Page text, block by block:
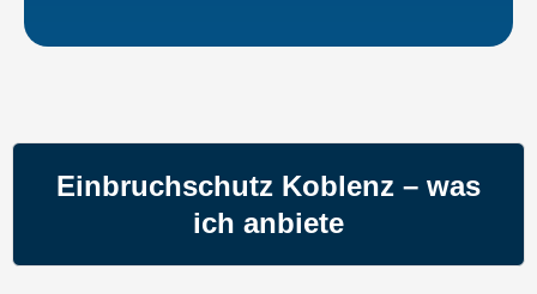
Einbruchschutz Koblenz – was
ich anbiete